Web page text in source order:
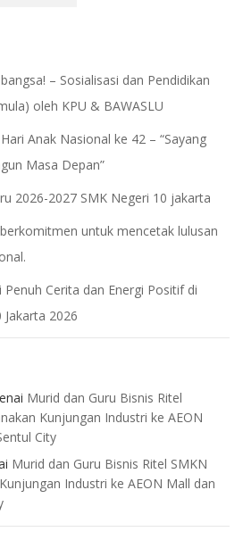
– Sosialisasi dan Pendidikan
oleh KPU & BAWASLU
Anak Nasional ke 42 – “Sayang
Masa Depan”
2026-2027 SMK Negeri 10 jakarta
untuk mencetak lulusan
Penuh Cerita dan Energi Positif di
Jakarta 2026
Murid dan Guru Bisnis Ritel
Kunjungan Industri ke AEON
City
Murid dan Guru Bisnis Ritel SMKN
Industri ke AEON Mall dan